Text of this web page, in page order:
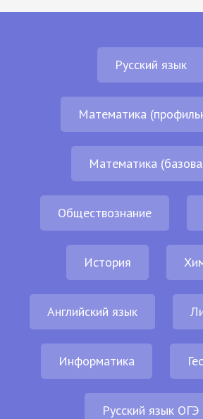
Русский язык
Математика
Математика
Обществознание
История
Английский язык
Информатика
Русский язык ОГЭ